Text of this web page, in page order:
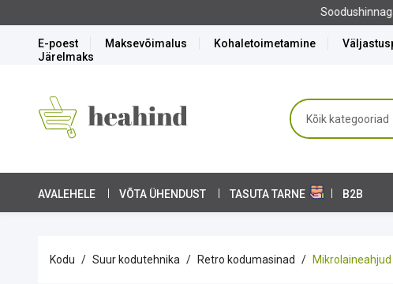
Soodushinnaga köögitehnika komplektid tasuta tarnega!
E-poest Maksevõimalus Kohaletoimetamine
Järelmaks
AVALEHELE VÕTA ÜHENDUST TASUTA TARNE B2B
Kodu Suur kodutehnika Retro kodumasinad Mikrolaineahjud